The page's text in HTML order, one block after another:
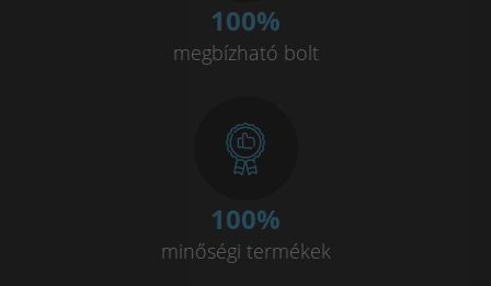
100%
megbízható bolt
100%
minőségi termékek